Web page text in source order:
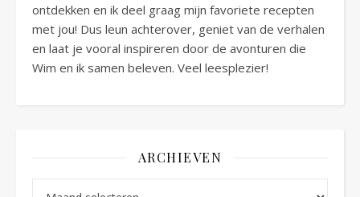
ontdekken en ik deel graag mijn favoriete recepten
met jou! Dus leun achterover, geniet van de verhalen
en laat je vooral inspireren door de avonturen die
Wim en ik samen beleven. Veel leesplezier!
ARCHIEVEN